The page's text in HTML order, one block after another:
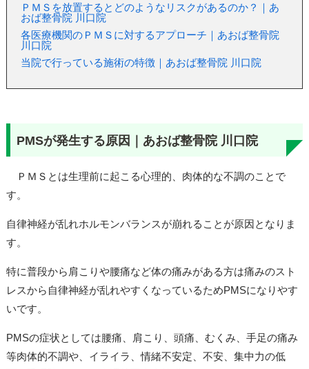
ＰＭＳを放置するとどのようなリスクがあるのか？｜あ
おば整骨院 川口院
各医療機関のＰＭＳに対するアプローチ｜あおば整骨院
川口院
当院で行っている施術の特徴｜あおば整骨院 川口院
PMSが発生する原因｜あおば整骨院 川口院
ＰＭＳとは生理前に起こる心理的、肉体的な不調のことで
す。
自律神経が乱れホルモンバランスが崩れることが原因となりま
す。
特に普段から肩こりや腰痛など体の痛みがある方は痛みのスト
レスから自律神経が乱れやすくなっているためPMSになりやす
いです。
PMSの症状としては腰痛、肩こり、頭痛、むくみ、手足の痛み
等肉体的不調や、イライラ、情緒不安定、不安、集中力の低